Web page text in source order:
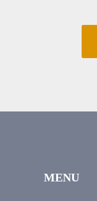
MENU